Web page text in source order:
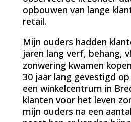
opbouwen van lange
retail.
Mijn ouders hadden
jaren lang verf, behang,
zonwering kwamen
30 jaar lang gevestigd
een winkelcentrum in
klanten voor het leven
mijn ouders na een